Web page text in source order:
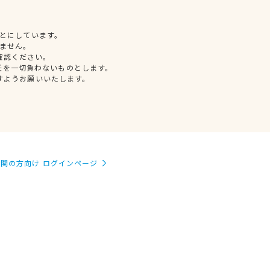
しています。
せん。
ください。
一切負わないものとします。
うお願いいたします。
の方向け ログインページ